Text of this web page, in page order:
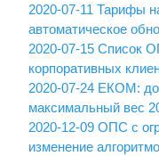
2020-07-11 Тарифы
автоматическое
2020-07-15 Список
корпоративных
2020-07-24 ЕКОМ:
максимальный вес
2020-12-09 ОПС с
изменение